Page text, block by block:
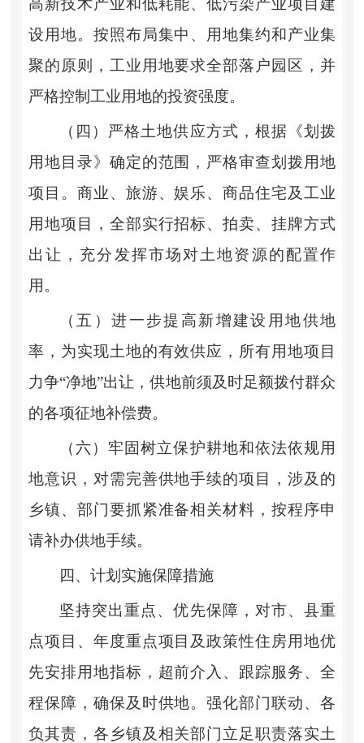
设用地。按照布局集中、用地集约和产业集
聚的原则，工业用地要求全部落户园区，并
严格控制工业用地的投资强度。
（四） 严格土地供应方式，根据《划拨
用地目录》确定的范围，严格审查划拨用地
项目。商业、旅游、娱乐、商品住宅及工业
用地项目，全部实行招标、拍卖、挂牌方式
出让，充分发挥市场对土地资源的配置作
用。
（五）进一步提高新增建设用地供地
率，为实现土地的有效供应，所有用地项目
力争“净地”出让，供地前须及时足额拨付群众
的各项征地补偿费。
（六）牢固树立保护耕地和依法依规用
地意识，对需完善供地手续的项目，涉及的
乡镇、部门要抓紧准备相关材料，按程序申
请补办供地手续。
四、 计划实施保障措施
坚持突出重点、优先保障，对市、县重
点项目、年度重点项目及政策性住房用地优
先安排用地指标，超前介入、跟踪服务、全
程保障，确保及时供地。强化部门联动、各
负其责，各乡镇及相关部门立足职责落实土